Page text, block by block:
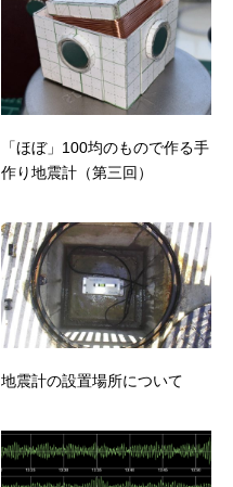
「ほぼ」100均のもので作る手
作り地震計（第三回）
地震計の設置場所について